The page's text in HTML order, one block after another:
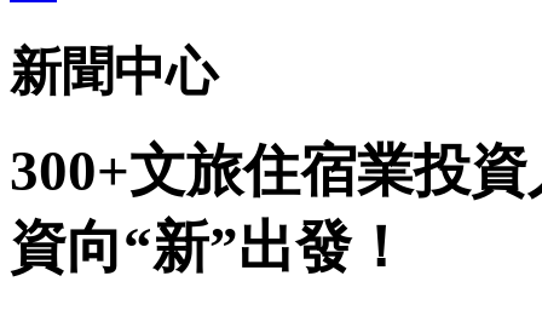
新聞中心
300+文旅住宿業投
資向“新”出發！